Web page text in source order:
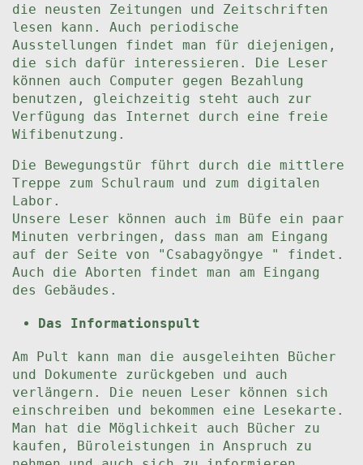
die neusten Zeitungen und Zeitschriften
lesen kann. Auch periodische
Ausstellungen findet man für diejenigen,
die sich dafür interessieren. Die Leser
können auch Computer gegen Bezahlung
benutzen, gleichzeitig steht auch zur
Verfügung das Internet durch eine freie
Wifibenutzung.
Die Bewegungstür führt durch die mittlere
Treppe zum Schulraum und zum digitalen
Labor.
Unsere Leser können auch im Büfe ein paar
Minuten verbringen, dass man am Eingang
auf der Seite von "Csabagyöngye " findet.
Auch die Aborten findet man am Eingang
des Gebäudes.
Das Informationspult
Am Pult kann man die ausgeleihten Bücher
und Dokumente zurückgeben und auch
verlängern. Die neuen Leser können sich
einschreiben und bekommen eine Lesekarte.
Man hat die Möglichkeit auch Bücher zu
kaufen, Büroleistungen in Anspruch zu